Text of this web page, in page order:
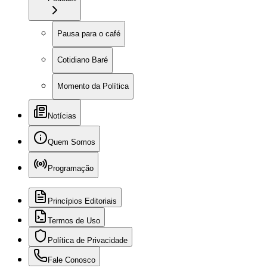
Pausa para o café
Cotidiano Baré
Momento da Política
Notícias
Quem Somos
Programação
Princípios Editoriais
Termos de Uso
Política de Privacidade
Fale Conosco